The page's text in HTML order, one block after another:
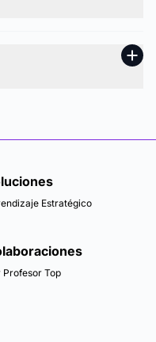
Estratégico
Profesor Top